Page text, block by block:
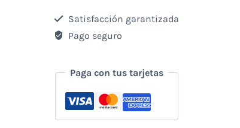
Microfono
Logitech
Gamer
Satisfacción garantizada
Pago seguro
Paga con tus tarjetas